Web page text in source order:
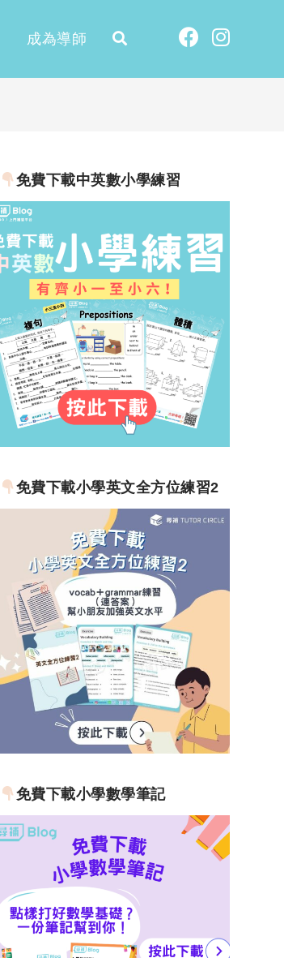
成為導師
免費下載中英數小學練習
免費下載小學英文全方位練習2
免費下載小學數學筆記